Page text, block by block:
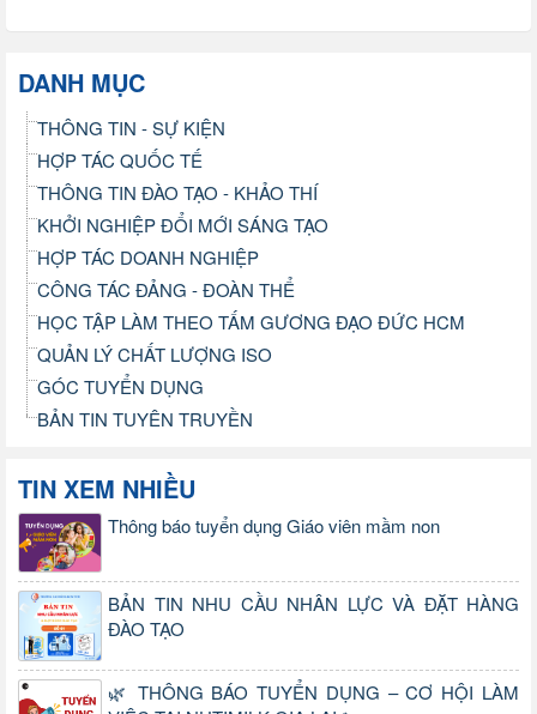
DANH MỤC
THÔNG TIN - SỰ KIỆN
HỢP TÁC QUỐC TẾ
THÔNG TIN ĐÀO TẠO - KHẢO THÍ
KHỞI NGHIỆP ĐỔI MỚI SÁNG TẠO
HỢP TÁC DOANH NGHIỆP
CÔNG TÁC ĐẢNG - ĐOÀN THỂ
HỌC TẬP LÀM THEO TẤM GƯƠNG ĐẠO ĐỨC HCM
QUẢN LÝ CHẤT LƯỢNG ISO
GÓC TUYỂN DỤNG
BẢN TIN TUYÊN TRUYỀN
TIN XEM NHIỀU
Thông báo tuyển dụng Giáo viên mầm non
BẢN TIN NHU CẦU NHÂN LỰC VÀ ĐẶT HÀNG
ĐÀO TẠO
🌿 THÔNG BÁO TUYỂN DỤNG – CƠ HỘI LÀM